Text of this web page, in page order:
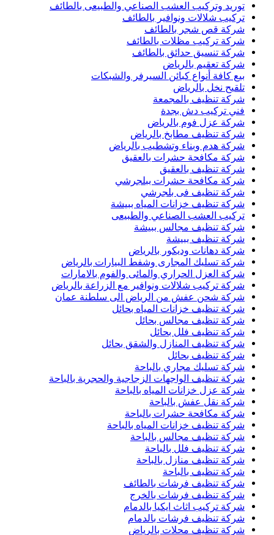
توريد وتركيب العشب الصناعي والطبيعى بالطائف
تركيب شلالات ونوافير بالطائف
شركة قص شجر بالطائف
شركة تركيب مظلات بالطائف
شركة تنسيق حدائق بالطائف
شركة تعقيم بالرياض
بيع كافة أنواع كبائن السيرفر والشبكات
تلقيح نخل بالرياض
شركة تنظيف بالمجمعة
فني تركيب دش بجدة
شركة عزل فوم بالرياض
شركة تنظيف مطابخ بالرياض
شركة هدم وبناء وتشطيب بالرياض
شركة مكافحة حشرات بالعقيق
شركة تنظيف بالعقيق
شركة مكافحة حشرات ببلجرشي
شركة تنظيف فى بلجرشي
شركة تنظيف خزانات المياه ببيشة
تركيب العشب الصناعي والطبيعى
شركة تنظيف مجالس ببيشة
شركة تنظيف ببيشة
شركة دهانات وديكور بالرياض
شركة تسليك المجارى وشفط البيارات بالرياض
شركة العزل الحراري والمائى والفوم بالامارات
شركة تركيب شلالات ونوافير مع الزراعة بالرياض
شركة شحن عفش من الرياض الى سلطنة عمان
شركة تنظيف خزانات المياه بحائل
شركة تنظيف مجالس بحائل
شركة تنظيف فلل بحائل
شركة تنظيف المنازل والشقق بحائل
شركة تنظيف بحائل
شركة تسليك مجاري بالباحة
شركة تنظيف الواجهات الزجاجية والحجرية بالباحة
شركة عزل خزانات المياه بالباحة
شركة نقل عفش بالباحة
شركة مكافحة حشرات بالباحة
شركة تنظيف خزانات المياه بالباحة
شركة تنظيف مجالس بالباحة
شركة تنظيف فلل بالباحة
شركة تنظيف منازل بالباحة
شركة تنظيف بالباحة
شركة تنظيف فرشات بالطائف
شركة تنظيف فرشات بالخرج
شركة تركيب اثاث ايكيا بالدمام
شركة تنظيف فرشات بالدمام
شركة تنظيف محلات بالرياض